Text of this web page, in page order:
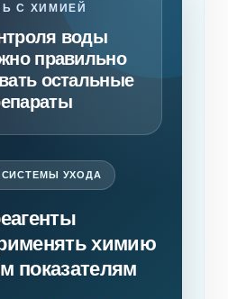
С ХИМИЕЙ
воды
правильно
остальные
УХОДА
химию
показателям